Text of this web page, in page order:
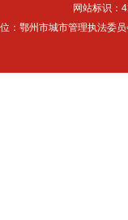
网站标识：
：鄂州市城市管理执法委